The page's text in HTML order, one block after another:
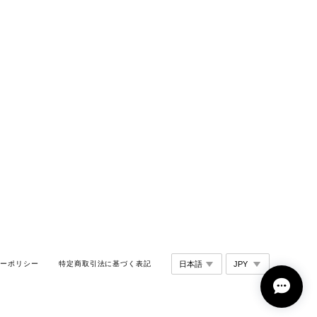
ポリシー 特定商取引法に基づく表記